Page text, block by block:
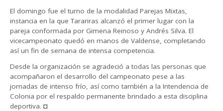
El domingo fue el turno de la modalidad Parejas Mixtas,
instancia en la que Tarariras alcanzó el primer lugar con la
pareja conformada por Gimena Reinoso y Andrés Silva. El
vicecampeonato quedó en manos de Valdense, completando
así un fin de semana de intensa competencia.
Desde la organización se agradeció a todas las personas que
acompañaron el desarrollo del campeonato pese a las
jornadas de intenso frío, así como también a la Intendencia de
Colonia por el respaldo permanente brindado a esta disciplina
deportiva. ◘